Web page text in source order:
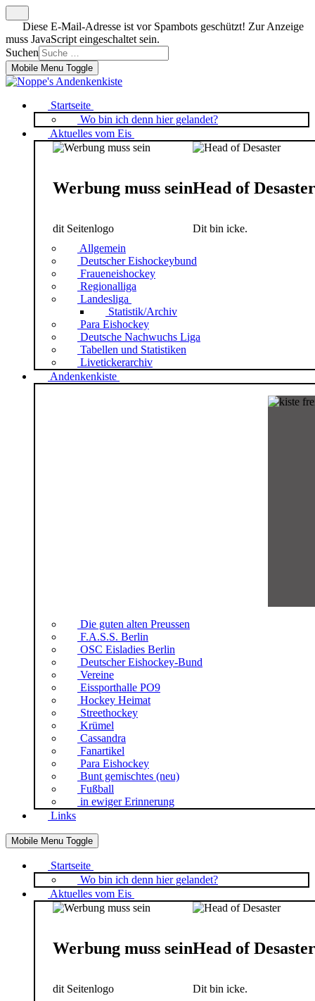
Diese E-Mail-Adresse ist vor Spambots geschützt! Zur Anzeige
muss JavaScript eingeschaltet sein.
Suchen
Mobile Menu Toggle
Startseite
Wo bin ich denn hier gelandet?
Aktuelles vom Eis
Werbung muss sein
dit Seitenlogo
Head of Desaster
Dit bin icke.
Allgemein
Deutscher Eishockeybund
Fraueneishockey
Regionalliga
Landesliga
Statistik/Archiv
Para Eishockey
Deutsche Nachwuchs Liga
Tabellen und Statistiken
Livetickerarchiv
Andenkenkiste
Die guten alten Preussen
F.A.S.S. Berlin
OSC Eisladies Berlin
Deutscher Eishockey-Bund
Vereine
Eissporthalle PO9
Hockey Heimat
Streethockey
Krümel
Cassandra
Fanartikel
Para Eishockey
Bunt gemischtes (neu)
Fußball
in ewiger Erinnerung
Links
Mobile Menu Toggle
Startseite
Wo bin ich denn hier gelandet?
Aktuelles vom Eis
Werbung muss sein
dit Seitenlogo
Head of Desaster
Dit bin icke.